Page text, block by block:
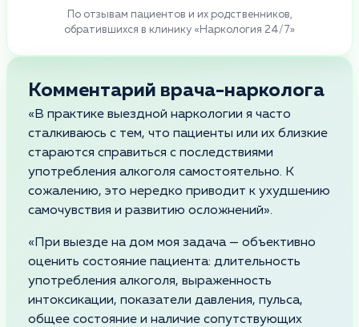
По отзывам пациентов и их родственников,
обратившихся в клинику «Наркология 24/7»
Комментарий врача-нарколога
«В практике выездной наркологии я часто
сталкиваюсь с тем, что пациенты или их близкие
стараются справиться с последствиями
употребления алкоголя самостоятельно. К
сожалению, это нередко приводит к ухудшению
самочувствия и развитию осложнений».
«При выезде на дом моя задача — объективно
оценить состояние пациента: длительность
употребления алкоголя, выраженность
интоксикации, показатели давления, пульса,
общее состояние и наличие сопутствующих